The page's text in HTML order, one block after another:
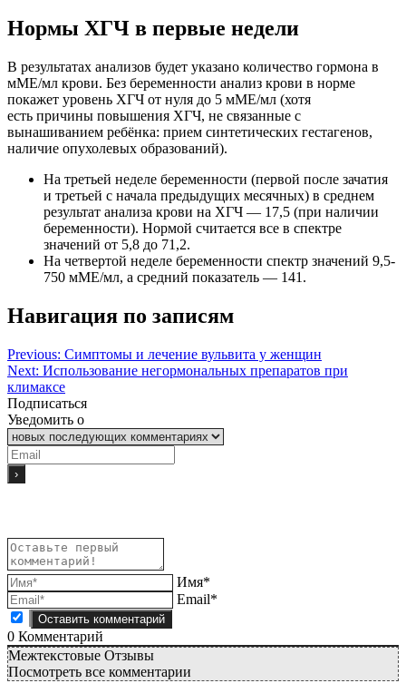
Нормы ХГЧ в первые недели
В результатах анализов будет указано количество гормона в
мМЕ/мл крови. Без беременности анализ крови в норме
покажет уровень ХГЧ от нуля до 5 мМЕ/мл (хотя
есть причины повышения ХГЧ, не связанные с
вынашиванием ребёнка: прием синтетических гестагенов,
наличие опухолевых образований).
На третьей неделе беременности (первой после зачатия
и третьей с начала предыдущих месячных) в среднем
результат анализа крови на ХГЧ — 17,5 (при наличии
беременности). Нормой считается все в спектре
значений от 5,8 до 71,2.
На четвертой неделе беременности спектр значений 9,5-
750 мМЕ/мл, а средний показатель — 141.
Навигация по записям
Previous: Симптомы и лечение вульвита у женщин
Next: Использование негормональных препаратов при
климаксе
Подписаться
Уведомить о
Имя*
Email*
0 Комментарий
Межтекстовые Отзывы
Посмотреть все комментарии